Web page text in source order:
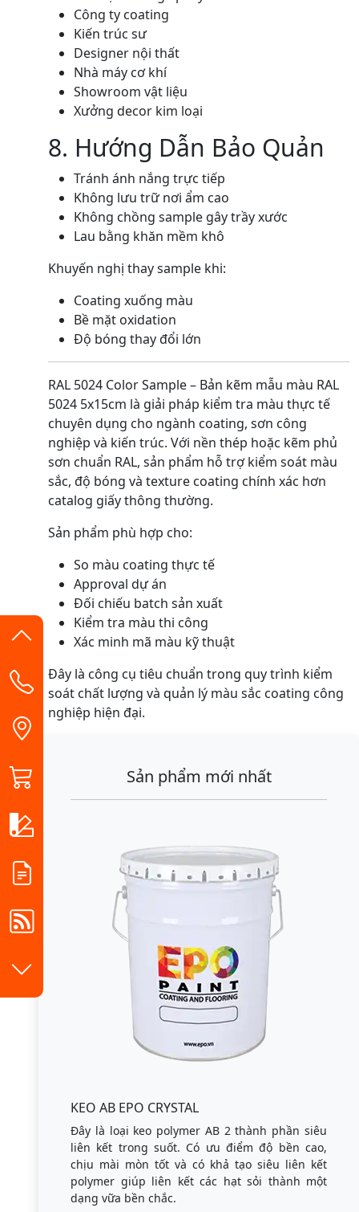
Công ty coating
Kiến trúc sư
Designer nội thất
Nhà máy cơ khí
Showroom vật liệu
Xưởng decor kim loại
8. Hướng Dẫn Bảo Quản
Tránh ánh nắng trực tiếp
Không lưu trữ nơi ẩm cao
Không chồng sample gây trầy xước
Lau bằng khăn mềm khô
Khuyến nghị thay sample khi:
Coating xuống màu
Bề mặt oxidation
Độ bóng thay đổi lớn
RAL 5024 Color Sample – Bản kẽm mẫu màu RAL
5024 5x15cm là giải pháp kiểm tra màu thực tế
chuyên dụng cho ngành coating, sơn công
nghiệp và kiến trúc. Với nền thép hoặc kẽm phủ
sơn chuẩn RAL, sản phẩm hỗ trợ kiểm soát màu
sắc, độ bóng và texture coating chính xác hơn
catalog giấy thông thường.
Sản phẩm phù hợp cho:
So màu coating thực tế
Approval dự án
Đối chiếu batch sản xuất
Kiểm tra màu thi công
Xác minh mã màu kỹ thuật
Đây là công cụ tiêu chuẩn trong quy trình kiểm
soát chất lượng và quản lý màu sắc coating công
nghiệp hiện đại.
Sản phẩm mới nhất
KEO AB EPO CRYSTAL
Đây là loại keo polymer AB 2 thành phần siêu
liên kết trong suốt. Có ưu điểm độ bền cao,
chịu mài mòn tốt và có khả tạo siêu liên kết
polymer giúp liên kết các hạt sỏi thành một
dạng vữa bền chắc.